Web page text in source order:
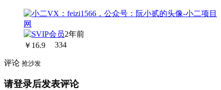
2年前
￥ 16.9 334
评论 抢沙发
请登录后发表评论